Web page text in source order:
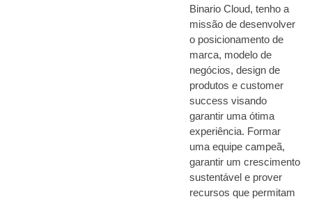
Binario Cloud, tenho a
missão de desenvolver
o posicionamento de
marca, modelo de
negócios, design de
produtos e customer
success visando
garantir uma ótima
experiência. Formar
uma equipe campeã,
garantir um crescimento
sustentável e prover
recursos que permitam